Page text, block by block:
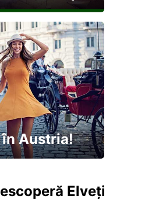
Austria!
Elveția